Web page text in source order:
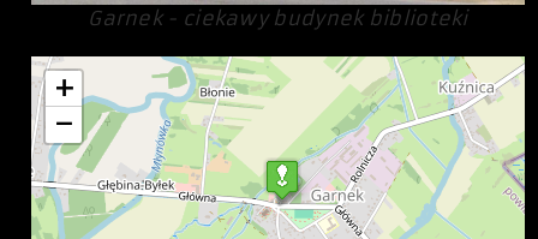
Garnek - ciekawy budynek biblioteki
+
−